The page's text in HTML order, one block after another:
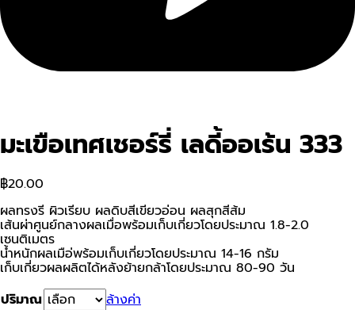
มะเขือเทศเชอร์รี่ เลดี้ออเร้น 333
฿20.00
ผลทรงรี ผิวเรียบ ผลดิบสีเขียวอ่อน ผลสุกสีส้ม
เส้นผ่าศูนย์กลางผลเมื่อพร้อมเก็บเกี่ยวโดยประมาณ 1.8-2.0
เซนติเมตร
น้ำหนักผลเมือ่พร้อมเก็บเกี่ยวโดยประมาณ 14-16 กรัม
เก็บเกี่ยวผลผลิตได้หลังย้ายกล้าโดยประมาณ 80-90 วัน
ปริมาณ
ล้างค่า